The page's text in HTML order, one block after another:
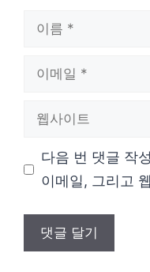
다음 번 댓글 작
이메일, 그리고